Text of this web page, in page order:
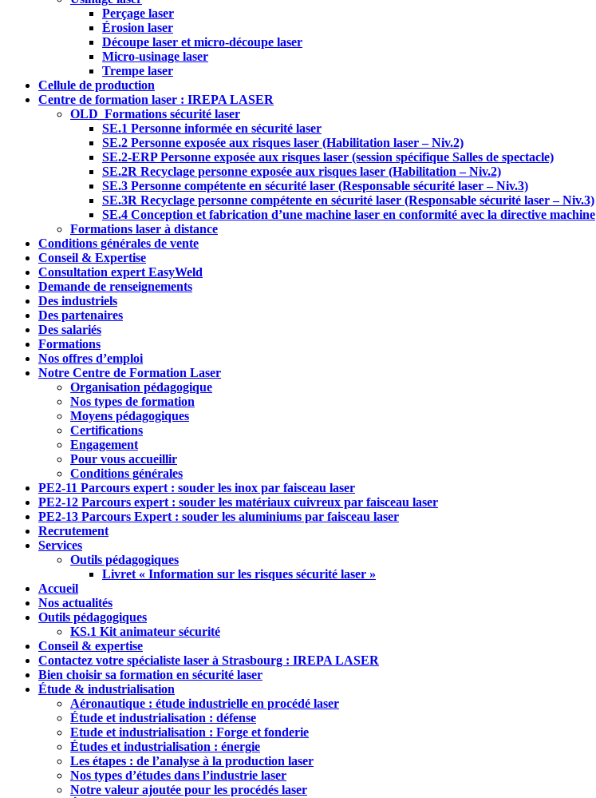
Perçage laser
Érosion laser
Découpe laser et micro-découpe laser
Micro-usinage laser
Trempe laser
Cellule de production
Centre de formation laser : IREPA LASER
OLD_Formations sécurité laser
SE.1 Personne informée en sécurité laser
SE.2 Personne exposée aux risques laser (Habilitation laser – Niv.2)
SE.2-ERP Personne exposée aux risques laser (session spécifique Salles de spectacle)
SE.2R Recyclage personne exposée aux risques laser (Habilitation – Niv.2)
SE.3 Personne compétente en sécurité laser (Responsable sécurité laser – Niv.3)
SE.3R Recyclage personne compétente en sécurité laser (Responsable sécurité laser – Niv.3)
SE.4 Conception et fabrication d’une machine laser en conformité avec la directive machine
Formations laser à distance
Conditions générales de vente
Conseil & Expertise
Consultation expert EasyWeld
Demande de renseignements
Des industriels
Des partenaires
Des salariés
Formations
Nos offres d’emploi
Notre Centre de Formation Laser
Organisation pédagogique
Nos types de formation
Moyens pédagogiques
Certifications
Engagement
Pour vous accueillir
Conditions générales
PE2-11 Parcours expert : souder les inox par faisceau laser
PE2-12 Parcours expert : souder les matériaux cuivreux par faisceau laser
PE2-13 Parcours Expert : souder les aluminiums par faisceau laser
Recrutement
Services
Outils pédagogiques
Livret « Information sur les risques sécurité laser »
Accueil
Nos actualités
Outils pédagogiques
KS.1 Kit animateur sécurité
Conseil & expertise
Contactez votre spécialiste laser à Strasbourg : IREPA LASER
Bien choisir sa formation en sécurité laser
Étude & industrialisation
Aéronautique : étude industrielle en procédé laser
Étude et industrialisation : défense
Etude et industrialisation : Forge et fonderie
Études et industrialisation : énergie
Les étapes : de l’analyse à la production laser
Nos types d’études dans l’industrie laser
Notre valeur ajoutée pour les procédés laser